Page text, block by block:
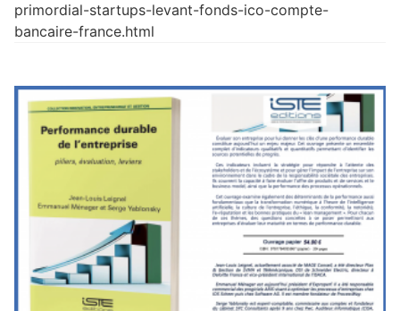
primordial-startups-levant-fonds-ico-compte-
bancaire-france.html